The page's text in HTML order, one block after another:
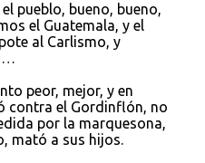
pueblo, bueno, bueno,
el Guatemala, y el
al Carlismo, y
peor, mejor, y en
contra el Gordinflón, no
por la marquesona,
mató a sus hijos.